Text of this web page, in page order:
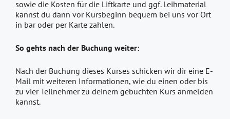
sowie die Kosten für die Liftkarte und ggf. Leihmaterial
kannst du dann vor Kursbeginn bequem bei uns vor Ort
in bar oder per Karte zahlen.
So gehts nach der Buchung weiter:
Nach der Buchung dieses Kurses schicken wir dir eine E-
Mail mit weiteren Informationen, wie du einen oder bis
zu vier Teilnehmer zu deinem gebuchten Kurs anmelden
kannst.